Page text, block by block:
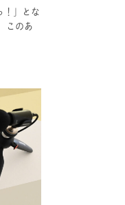
！」とな
このあ